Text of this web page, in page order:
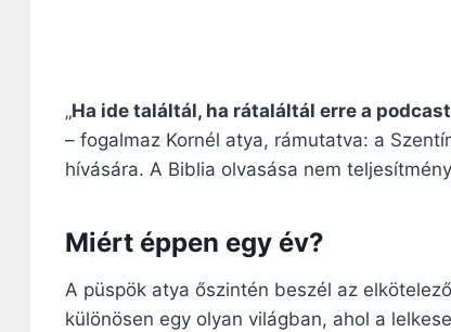
„Ha ide találtál, ha rátaláltál erre a
– fogalmaz Kornél atya, rámutatva: a
hívására. A Biblia olvasása nem
Miért éppen egy év?
A püspök atya őszintén beszél az
különösen egy olyan világban, ahol a